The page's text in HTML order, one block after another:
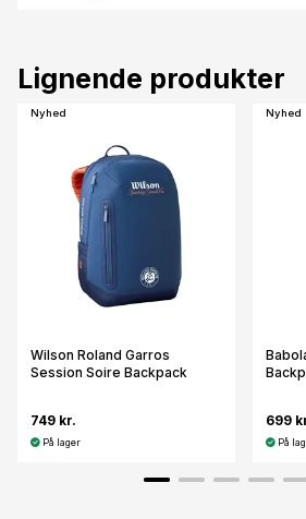
Lignende produkter
Nyhed
Wilson Roland Garros
Session Soire Backpack
749 kr.
På lager
Nyhed
699
På